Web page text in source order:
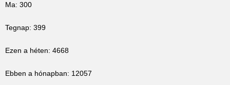
Ma: 300
Tegnap: 399
Ezen a héten: 4668
Ebben a hónapban: 12057